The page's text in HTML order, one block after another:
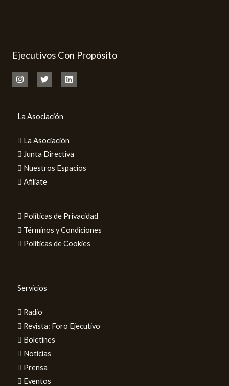
Ejecutivos Con Propósito
La Asociación
La Asociación
Junta Directiva
Nuestros Espacios
Afiliate
Políticas de Privacidad
Términos y Condiciones
Políticas de Cookies
Servicios
Radio
Revista: Foro Ejecutivo
Boletines
Noticias
Prensa
Eventos